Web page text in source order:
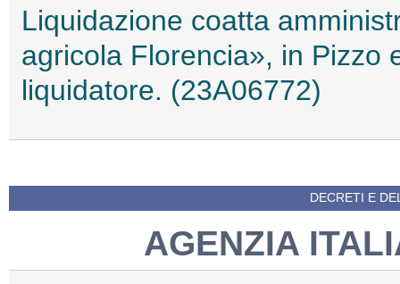
Liquidazione coatta
agricola Florencia», in Pizzo
liquidatore. (23A06772)
DECRETI E
AGENZIA